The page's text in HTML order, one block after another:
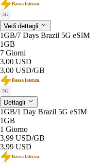
Bassa latenza
5G
Vedi dettagli
1GB/7 Days Brazil 5G eSIM
1GB
7 Giorni
3,00 USD
3,00 USD/GB
Bassa latenza
5G
Dettagli
1GB/1 Day Brazil 5G eSIM
1GB
1 Giorno
3,99 USD/GB
3,99 USD
Bassa latenza